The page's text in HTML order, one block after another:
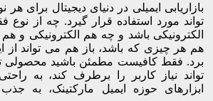
بازاریابی ایمیلی در دنیای دیجیتال برای
تواند مورد استفاده قرار گیرد. چه از
الکترونیکی باشد و چه هم الکترونیکی و
هم هر چیزی که باشد، باز هم می تواند از
برد. فقط کافیست مطمئن باشید محصولی
تواند نیاز کاربر را برطرف کند، به
ابزارهای حوزه ایمیل مارکتینک، به